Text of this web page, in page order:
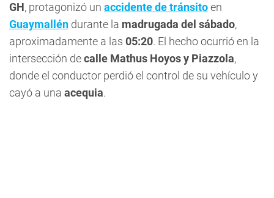
GH, protagonizó un accidente de tránsitoen
Guaymallén durante la madrugada del sábado,
aproximadamente a las 05:20. El hecho ocurrió en la
intersección decalle Mathus Hoyos y Piazzola,
donde el conductor perdió el control de su vehículo y
cayó a una acequia.